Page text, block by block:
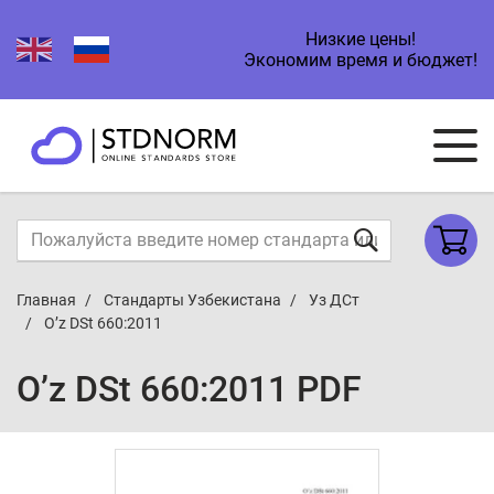
Низкие цены!
Экономим время и бюджет!
Главная Стандарты Узбекистана
Уз ДСт
O’z DSt 660:2011
O’z DSt 660:2011 PDF